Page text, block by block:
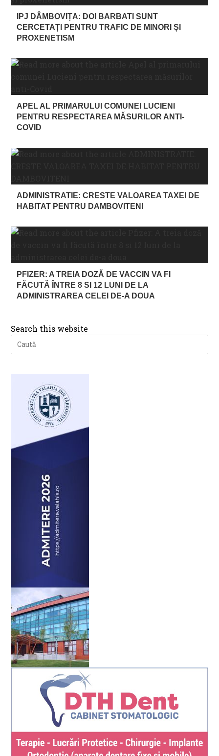
IPJ DÂMBOVIȚA: DOI BARBATI SUNT
CERCETAȚI PENTRU TRAFIC DE MINORI ȘI
PROXENETISM
APEL AL PRIMARULUI COMUNEI LUCIENI
PENTRU RESPECTAREA MĂSURILOR ANTI-
COVID
ADMINISTRATIE: CRESTE VALOAREA TAXEI DE
HABITAT PENTRU DAMBOVITENI
PFIZER: A TREIA DOZĂ DE VACCIN VA FI
FĂCUTĂ ÎNTRE 8 SI 12 LUNI DE LA
ADMINISTRAREA CELEI DE-A DOUA
Search this website